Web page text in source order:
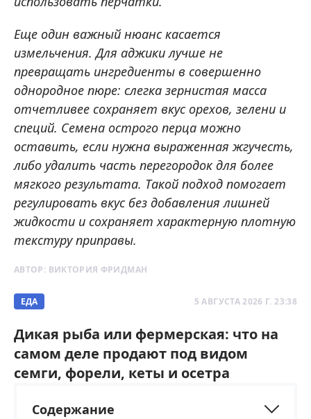
Еще один важный нюанс касается
измельчения. Для аджики лучше не
превращать ингредиенты в совершенно
однородное пюре: слегка зернистая масса
отчетливее сохраняет вкус орехов, зелени и
специй. Семена острого перца можно
оставить, если нужна выраженная жгучесть,
либо удалить часть перегородок для более
мягкого результата. Такой подход помогает
регулировать вкус без добавления лишней
жидкости и сохраняет характерную плотную
текстуру приправы.
АВТОР: ВИКТОРИЯ ФРИДМАН
ЕДА 5 АВГУСТА 2026 Г. 23:38
Дикая рыба или фермерская: что на
самом деле продают под видом
семги, форели, кеты и осетра
Содержание